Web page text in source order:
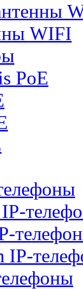
WIFI
PoE
IP-